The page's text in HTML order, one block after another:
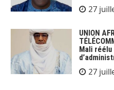
27
UNION
Mali réélu
27